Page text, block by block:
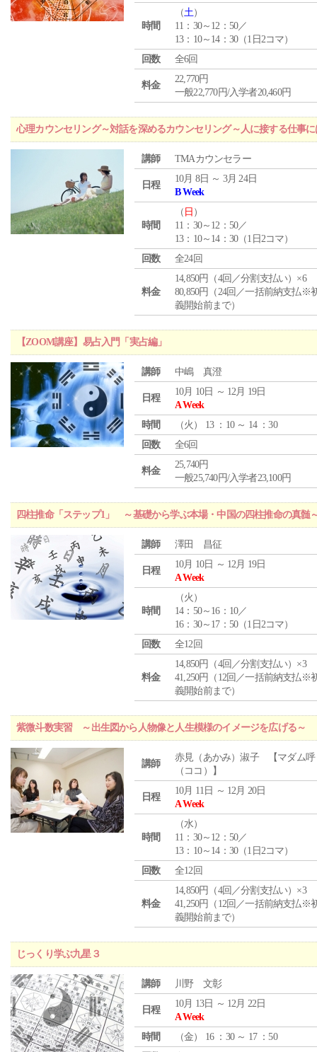
時間
（土）
11：30～12：50／
13：10～14：30（1日2コマ）
回数
全6回
料金
22,770円
一般22,770円/入学者20,460円
心理カウンセリング～対話を深めるカウンセリング～人に接する仕事
講師 TMAカウンセラー
日程
10月 8日 ～ 3月 24日
B Week
時間
（ 日 ）
11：30～12：50／
13：10～14：30（1日2コマ）
回数
全24回
料金
14,850円（4回／分割支払い）×6
80,850円（24回／一括前納支払※
義開始前まで）
【ZOOM講座】易占入門「実占編」
講師 中嶋 真澄
日程
10月 10日 ～ 12月 19日
A Week
時間
（火 ） 13 ：10 ～ 14 ：30
回数
全6回
料金
25,740円
一般25,740円/入学者23,100円
四柱推命「ステップ1」 ～基礎から学ぶ本場・中国の四柱推命の真髄
講師 澤田 昌征
日程
10月 10日 ～ 12月 19日
A Week
時間
（火 ）
14：50～16：10／
16：30～17：50（1日2コマ）
回数
全12回
料金
14,850円（4回／分割支払い）×3
41,250円（12回／一括前納支払※
義開始前まで）
紫微斗数実習 ～出生図から人物像と人生模様のイメージを広げる～
講師
赤見（あかみ）淑子 【マダム呼
（ココ）】
日程
10月 11日 ～ 12月 20日
A Week
時間
（水）
11：30～12：50／
13：10～14：30（1日2コマ）
回数
全12回
料金
14,850円（4回／分割支払い）×3
41,250円（12回／一括前納支払※
義開始前まで）
じっくり学ぶ九星３
講師 川野 文彰
日程
10月 13日 ～ 12月 22日
A Week
時間
（金） 16 ：30 ～ 17 ：50